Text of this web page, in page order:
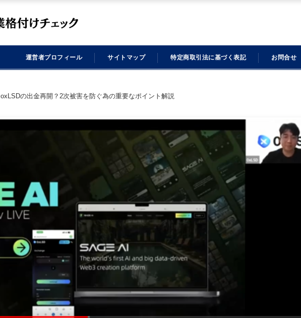
運営者プロフィール サイトマップ 特定商取引法に基づく表記 お問合せ
oxLSDの出金再開？2次被害を防ぐ為の重要なポイント解説